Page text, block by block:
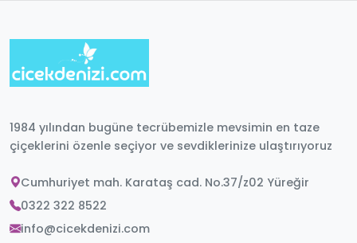
1984 yılından bugüne tecrübemizle mevsimin en taze
çiçeklerini özenle seçiyor ve sevdiklerinize ulaştırıyoruz
Cumhuriyet mah. Karataş cad. No.37/z02 Yüreğir
0322 322 8522
info@cicekdenizi.com